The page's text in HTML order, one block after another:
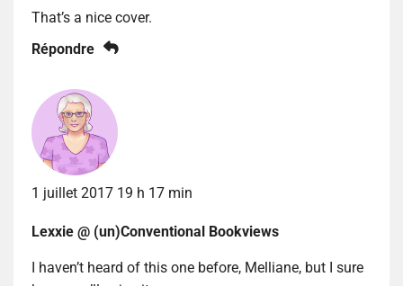
That’s a nice cover.
Répondre
1 juillet 2017 19 h 17 min
Lexxie @ (un)Conventional Bookviews
I haven’t heard of this one before, Melliane, but I sure